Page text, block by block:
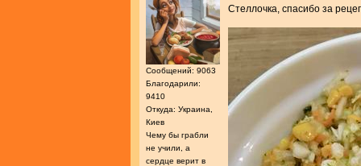
Сообщений: 9063
Благодарили:
9410
Откуда: Украина,
Киев
Чему бы грабли
не учили, а
сердце верит в
Стеллочка, спасибо за